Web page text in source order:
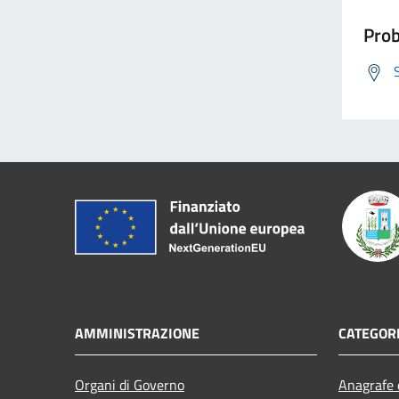
AMMINISTRAZIONE
Organi di Governo